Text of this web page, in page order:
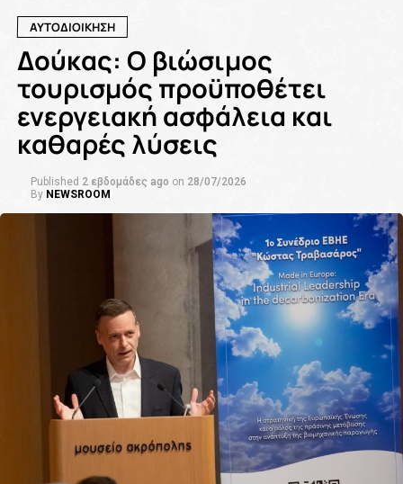
ΑΥΤΟΔΙΟΙΚΗΣΗ
Δούκας: Ο βιώσιμος
τουρισμός προϋποθέτει
ενεργειακή ασφάλεια και
καθαρές λύσεις
Published 2 εβδομάδες ago on 28/07/2026
By NEWSROOM